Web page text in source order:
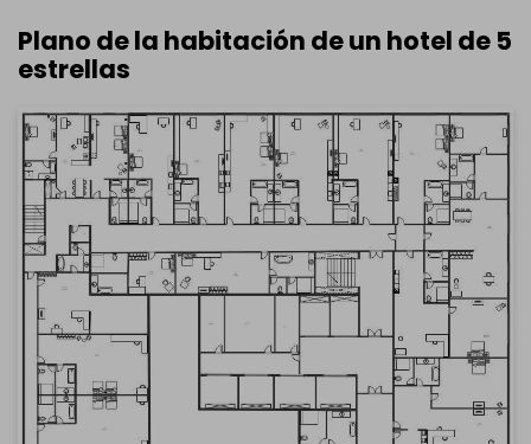
Plano de la habitación de un hotel de 5
estrellas